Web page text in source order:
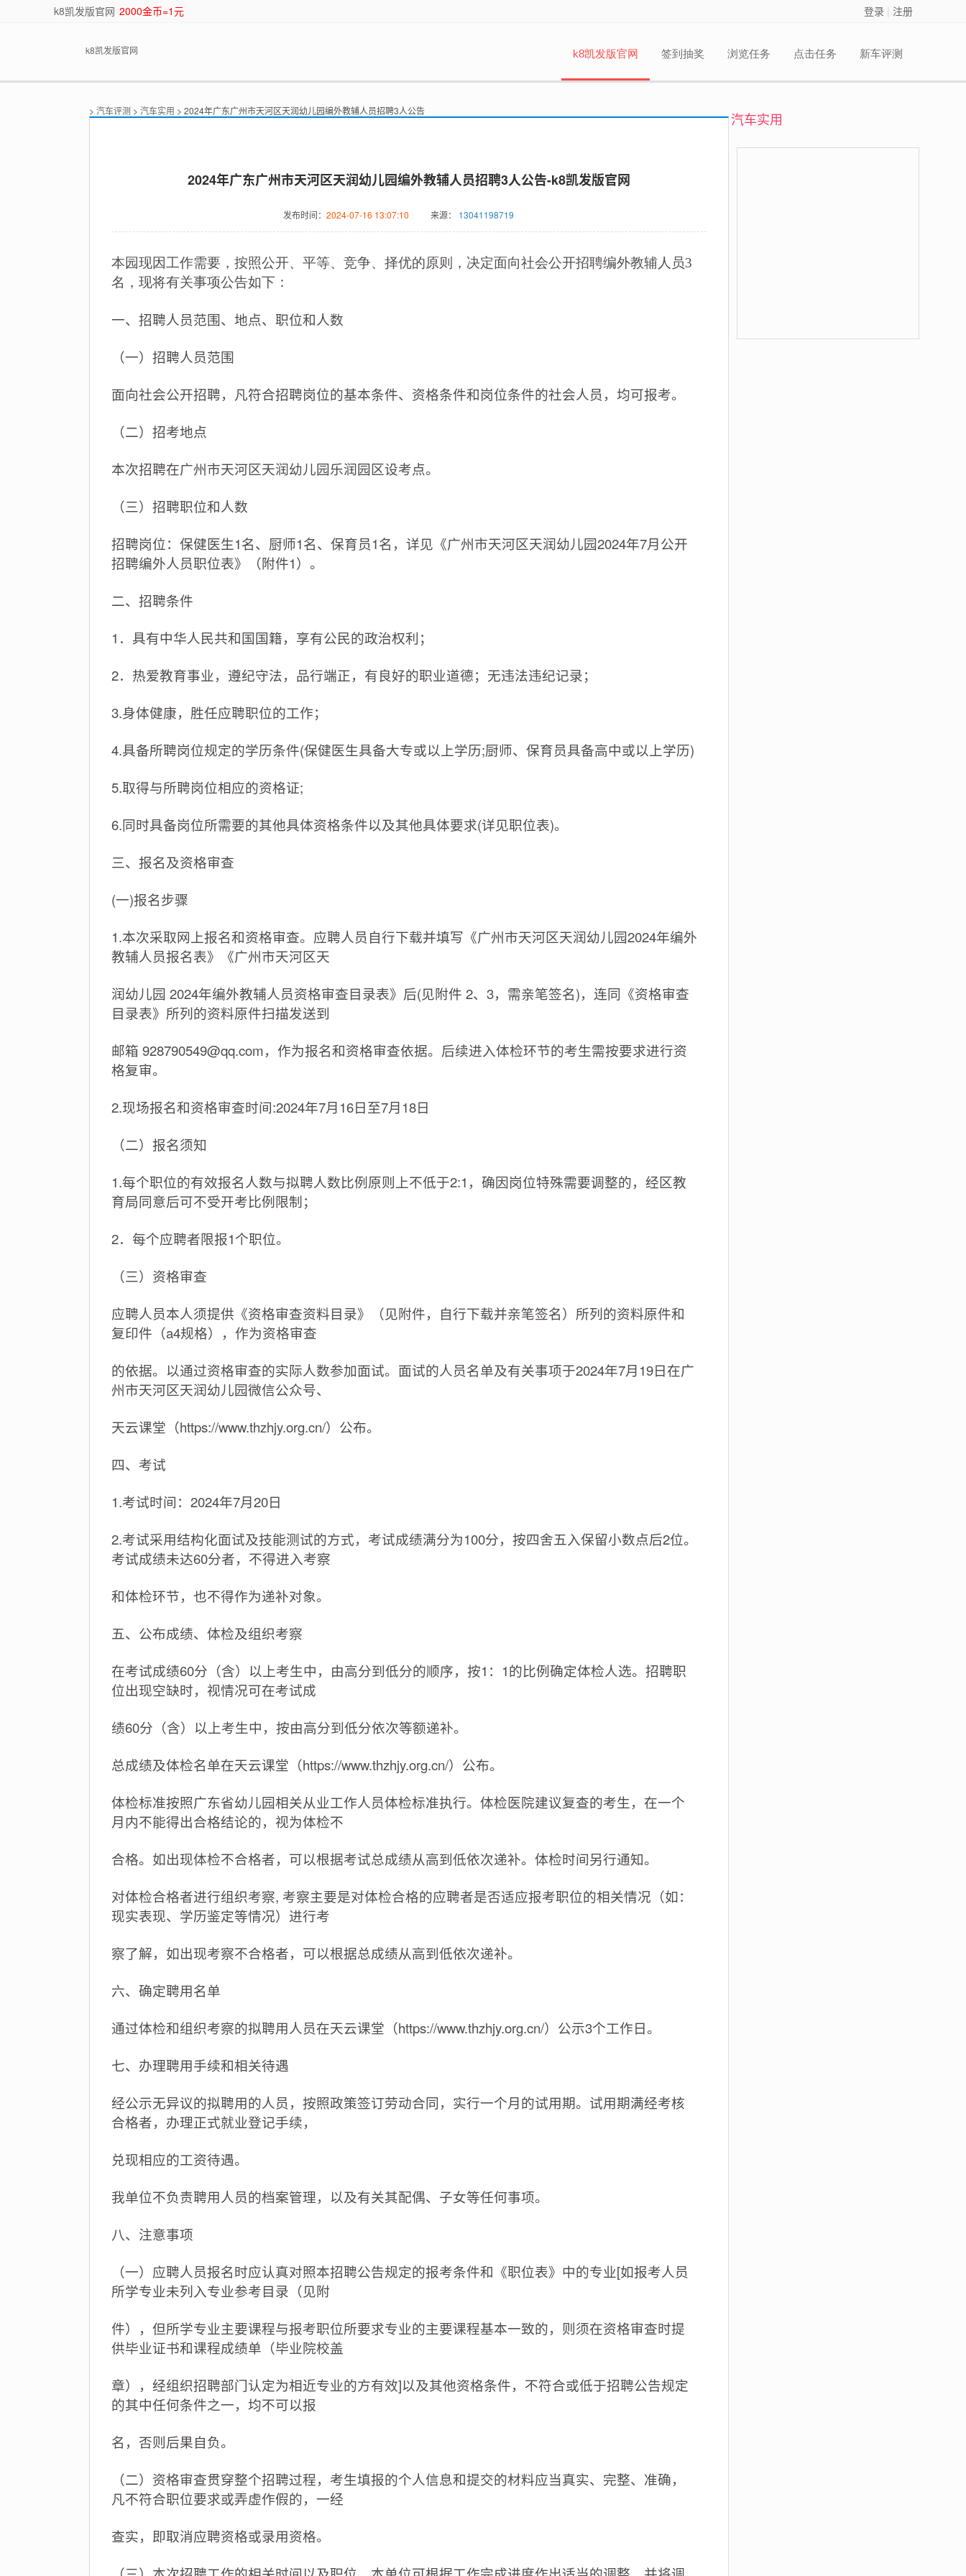
登录 | 注册
k8凯发版官网 2000金币=1元
k8凯发版官网 k8凯发版官网 签到抽奖 浏览任务 点击任务 新车评测
> 汽车评测 > 汽车实用 > 2024年广东广州市天河区天润幼儿园编外教辅人员招聘3人公告
2024年广东广州市天河区天润幼儿园编外教辅人员招聘3人公告-k8凯发版官网
发布时间： 2024-07-16 13:07:10 来源： 13041198719
本园现因工作需要，按照公开、平等、竞争、择优的原则，决定面向社会公开招聘编外教辅人员3
名，现将有关事项公告如下：
一、招聘人员范围、地点、职位和人数
（一）招聘人员范围
面向社会公开招聘，凡符合招聘岗位的基本条件、资格条件和岗位条件的社会人员，均可报考。
（二）招考地点
本次招聘在广州市天河区天润幼儿园乐润园区设考点。
（三）招聘职位和人数
招聘岗位：保健医生1名、厨师1名、保育员1名，详见《广州市天河区天润幼儿园2024年7月公开
招聘编外人员职位表》（附件1）。
二、招聘条件
1．具有中华人民共和国国籍，享有公民的政治权利；
2．热爱教育事业，遵纪守法，品行端正，有良好的职业道德；无违法违纪记录；
3.身体健康，胜任应聘职位的工作；
4.具备所聘岗位规定的学历条件(保健医生具备大专或以上学历;厨师、保育员具备高中或以上学历)
5.取得与所聘岗位相应的资格证;
6.同时具备岗位所需要的其他具体资格条件以及其他具体要求(详见职位表)。
三、报名及资格审查
(一)报名步骤
1.本次采取网上报名和资格审查。应聘人员自行下载并填写《广州市天河区天润幼儿园2024年编外
教辅人员报名表》《广州市天河区天
润幼儿园 2024年编外教辅人员资格审查目录表》后(见附件 2、3，需亲笔签名)，连同《资格审查
目录表》所列的资料原件扫描发送到
邮箱 928790549@qq.com，作为报名和资格审查依据。后续进入体检环节的考生需按要求进行资
格复审。
2.现场报名和资格审查时间:2024年7月16日至7月18日
（二）报名须知
1.每个职位的有效报名人数与拟聘人数比例原则上不低于2:1，确因岗位特殊需要调整的，经区教
育局同意后可不受开考比例限制；
2．每个应聘者限报1个职位。
（三）资格审查
应聘人员本人须提供《资格审查资料目录》（见附件，自行下载并亲笔签名）所列的资料原件和
复印件（a4规格），作为资格审查
的依据。以通过资格审查的实际人数参加面试。面试的人员名单及有关事项于2024年7月19日在广
州市天河区天润幼儿园微信公众号、
天云课堂（https://www.thzhjy.org.cn/）公布。
四、考试
1.考试时间：2024年7月20日
2.考试采用结构化面试及技能测试的方式，考试成绩满分为100分，按四舍五入保留小数点后2位。
考试成绩未达60分者，不得进入考察
和体检环节，也不得作为递补对象。
五、公布成绩、体检及组织考察
在考试成绩60分（含）以上考生中，由高分到低分的顺序，按1：1的比例确定体检人选。招聘职
位出现空缺时，视情况可在考试成
绩60分（含）以上考生中，按由高分到低分依次等额递补。
总成绩及体检名单在天云课堂（https://www.thzhjy.org.cn/）公布。
体检标准按照广东省幼儿园相关从业工作人员体检标准执行。体检医院建议复查的考生，在一个
月内不能得出合格结论的，视为体检不
合格。如出现体检不合格者，可以根据考试总成绩从高到低依次递补。体检时间另行通知。
对体检合格者进行组织考察, 考察主要是对体检合格的应聘者是否适应报考职位的相关情况（如：
现实表现、学历鉴定等情况）进行考
察了解，如出现考察不合格者，可以根据总成绩从高到低依次递补。
六、确定聘用名单
通过体检和组织考察的拟聘用人员在天云课堂（https://www.thzhjy.org.cn/）公示3个工作日。
七、办理聘用手续和相关待遇
经公示无异议的拟聘用的人员，按照政策签订劳动合同，实行一个月的试用期。试用期满经考核
合格者，办理正式就业登记手续，
兑现相应的工资待遇。
我单位不负责聘用人员的档案管理，以及有关其配偶、子女等任何事项。
八、注意事项
（一）应聘人员报名时应认真对照本招聘公告规定的报考条件和《职位表》中的专业[如报考人员
所学专业未列入专业参考目录（见附
件），但所学专业主要课程与报考职位所要求专业的主要课程基本一致的，则须在资格审查时提
供毕业证书和课程成绩单（毕业院校盖
章），经组织招聘部门认定为相近专业的方有效]以及其他资格条件，不符合或低于招聘公告规定
的其中任何条件之一，均不可以报
名，否则后果自负。
（二）资格审查贯穿整个招聘过程，考生填报的个人信息和提交的材料应当真实、完整、准确，
凡不符合职位要求或弄虚作假的，一经
查实，即取消应聘资格或录用资格。
汽车实用